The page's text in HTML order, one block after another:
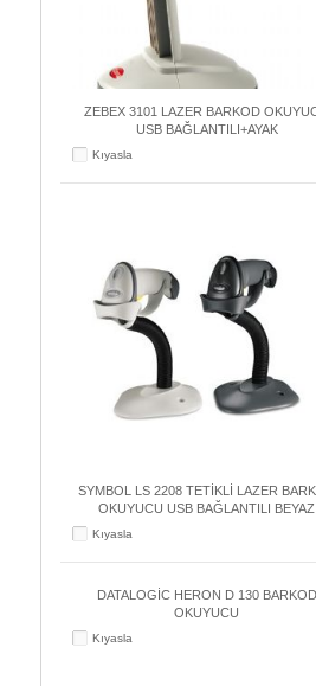
ZEBEX 3101 LAZER BARKOD
USB BAĞLANTILI+AYAK
Kıyasla
SYMBOL LS 2208 TETİKLİ LAZER
OKUYUCU USB BAĞLANTILI BEYAZ
Kıyasla
DATALOGİC HERON D 130 BARKOD
OKUYUCU
Kıyasla